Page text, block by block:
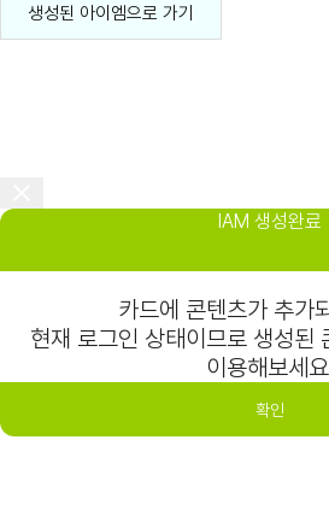
생성된 아이엠으로 가기
IAM 생성완료
카드에 콘텐츠가 추가
현재 로그인 상태이므로 생성된
이용해보세
확인